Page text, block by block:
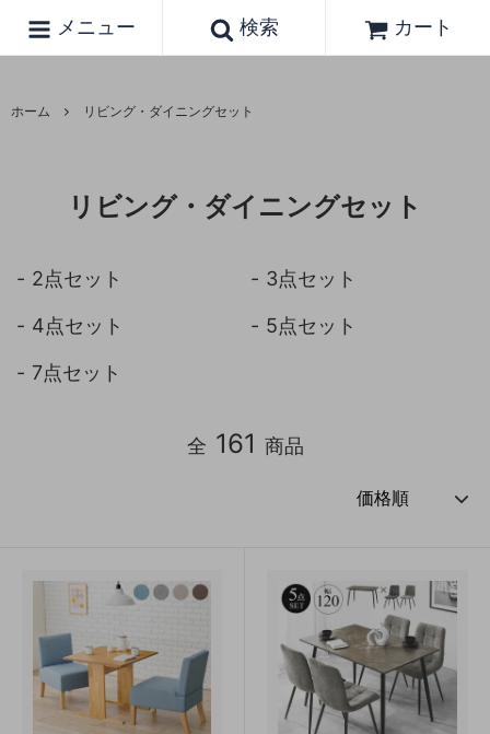
メニュー 検索 カート
ホーム リビング・ダイニングセット
リビング・ダイニングセット
2点セット 3点セット
4点セット 5点セット
7点セット
全 161 商品